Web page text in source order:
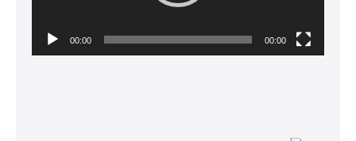
00:00 00:00